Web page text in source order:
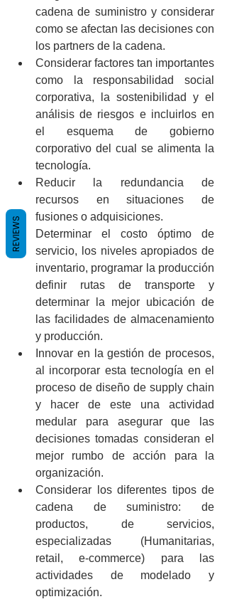
cadena de suministro y considerar
como se afectan las decisiones con
los partners de la cadena.
Considerar factores tan importantes
como la responsabilidad social
corporativa, la sostenibilidad y el
análisis de riesgos e incluirlos en
el esquema de gobierno
corporativo del cual se alimenta la
tecnología.
Reducir la redundancia de
recursos en situaciones de
fusiones o adquisiciones.
Determinar el costo óptimo de
servicio, los niveles apropiados de
inventario, programar la producción
definir rutas de transporte y
determinar la mejor ubicación de
las facilidades de almacenamiento
y producción.
Innovar en la gestión de procesos,
al incorporar esta tecnología en el
proceso de diseño de supply chain
y hacer de este una actividad
medular para asegurar que las
decisiones tomadas consideran el
mejor rumbo de acción para la
organización.
Considerar los diferentes tipos de
cadena de suministro: de
productos, de servicios,
especializadas (Humanitarias,
retail, e-commerce) para las
actividades de modelado y
optimización.
REVIEWS